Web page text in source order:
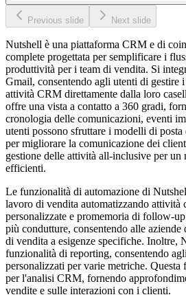
Previous slide Next slide
Nutshell è una piattaforma CRM e di
complete progettata per semplificare i
produttività per i team di vendita. Si
Gmail, consentendo agli utenti di gestire
attività CRM direttamente dalla loro
offre una vista a contatto a 360 gradi,
cronologia delle comunicazioni, eventi
utenti possono sfruttare i modelli di
per migliorare la comunicazione dei
gestione delle attività all-inclusive per un
efficienti.
Le funzionalità di automazione di
lavoro di vendita automatizzando attività
personalizzate e promemoria di follow-
più condutture, consentendo alle aziende
di vendita a esigenze specifiche. Inoltre,
funzionalità di reporting, consentendo
personalizzati per varie metriche. Questa
per l'analisi CRM, fornendo
vendite e sulle interazioni con i clienti.